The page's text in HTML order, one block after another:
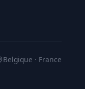
Belgique · France